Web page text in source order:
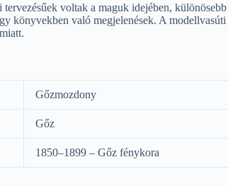
voltak a maguk idejében,
könyvekben való megjelenések. A
Gőzmozdony
Gőz
1850–1899 – Gőz fénykora